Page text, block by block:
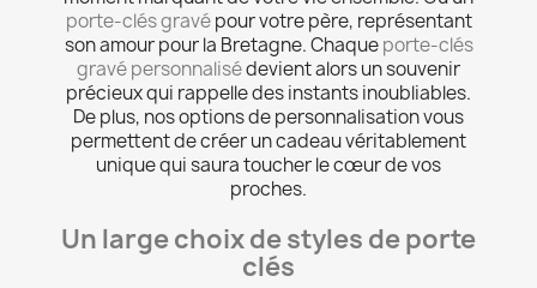
porte-clés gravépour votre père, représentant
son amour pour la Bretagne. Chaqueporte-clés
gravé personnalisédevient alors un souvenir
précieux qui rappelle des instants inoubliables.
De plus, nos options de personnalisation vous
permettent de créer un cadeau véritablement
unique qui saura toucher le cœur de vos
proches.
Un large choix de styles de porte
clés